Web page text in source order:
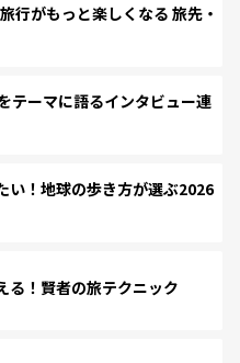
がもっと楽しくなる 旅先・
テーマに語るインタビュー連
い！地球の歩き方が選ぶ2026
る！賢者の旅テクニック